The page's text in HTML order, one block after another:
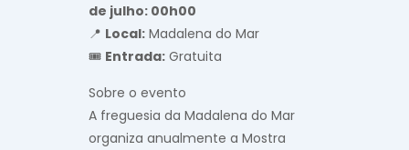
de julho: 00h00
📍 Local: Madalena do Mar
🎟️ Entrada: Gratuita
Sobre o evento
A freguesia da Madalena do Mar
organiza anualmente a Mostra